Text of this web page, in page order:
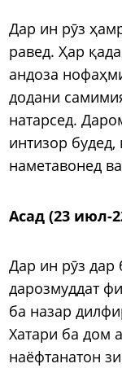
Дар ин рӯз
равед. Ҳар
андоза
додани
натарсед.
интизор будед,
наметавонед
Асад (23 июл-
Дар ин рӯз дар
дарозмуддат
ба назар
Хатари ба дом
наёфтанатон